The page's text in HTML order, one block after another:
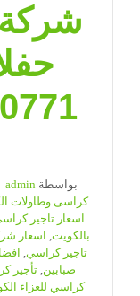
بواسطة admin
كراسى وطاولات الكويت | 65080771|
اسعار تاجير
بالكويت, اسعار
تاجير كراسي,
صبابين, تأجير
كراسي للعزاء